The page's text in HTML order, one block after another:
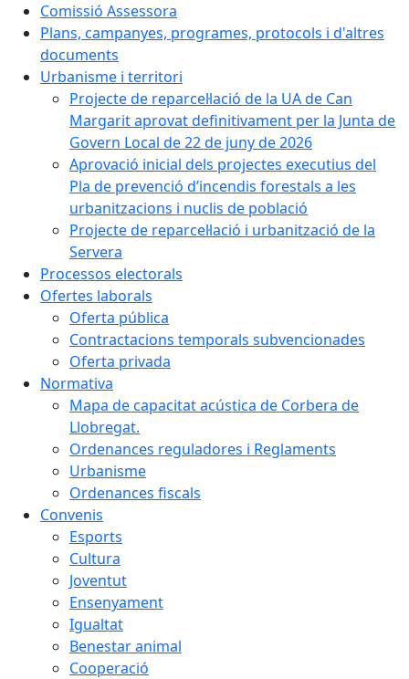
Comissió Assessora
Plans, campanyes, programes, protocols i d'altres
documents
Urbanisme i territori
Projecte de reparcel·lació de la UA de Can
Margarit aprovat definitivament per la Junta de
Govern Local de 22 de juny de 2026
Aprovació inicial dels projectes executius del
Pla de prevenció d’incendis forestals a les
urbanitzacions i nuclis de població
Projecte de reparcel·lació i urbanització de la
Servera
Processos electorals
Ofertes laborals
Oferta pública
Contractacions temporals subvencionades
Oferta privada
Normativa
Mapa de capacitat acústica de Corbera de
Llobregat.
Ordenances reguladores i Reglaments
Urbanisme
Ordenances fiscals
Convenis
Esports
Cultura
Joventut
Ensenyament
Igualtat
Benestar animal
Cooperació